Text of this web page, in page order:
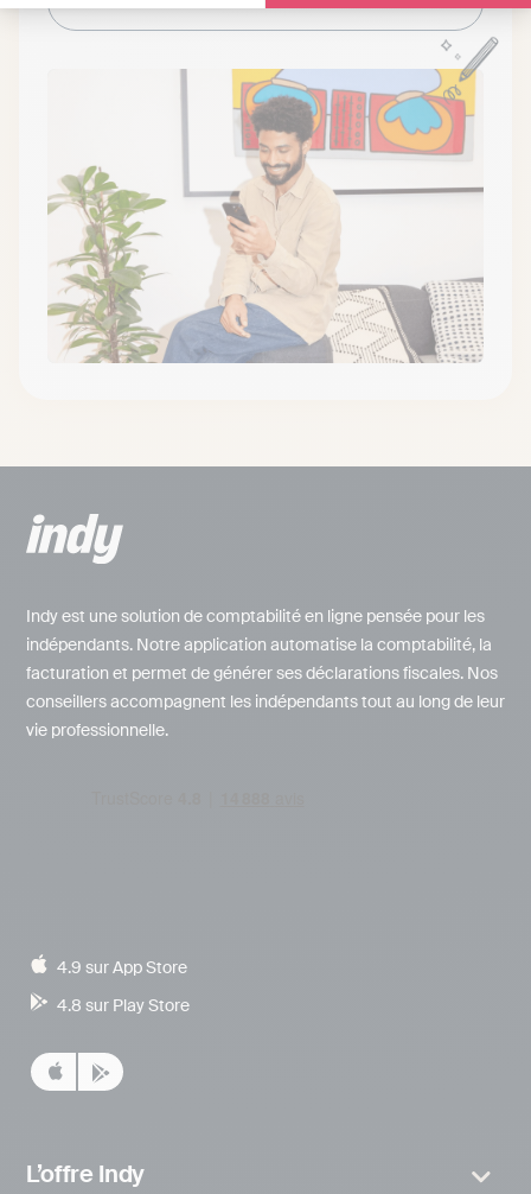
Indy est une solution de comptabilité en ligne pensée pour les
indépendants. Notre application automatise la comptabilité, la
facturation et permet de générer ses déclarations fiscales. Nos
conseillers accompagnent les indépendants tout au long de leur
vie professionnelle.
4.9 sur App Store
4.8 sur Play Store
L’offre Indy